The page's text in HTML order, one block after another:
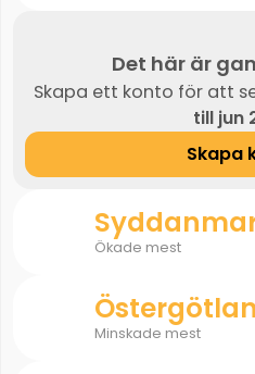
Det här är
Skapa ett konto för att
till jun
Skapa
Ökade mest
Minskade mest